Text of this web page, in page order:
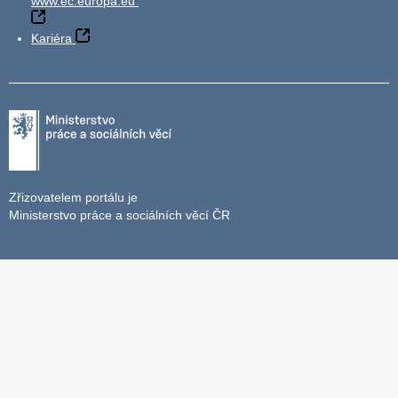
Kariéra
Zřizovatelem portálu je
Ministerstvo práce a sociálních věcí ČR